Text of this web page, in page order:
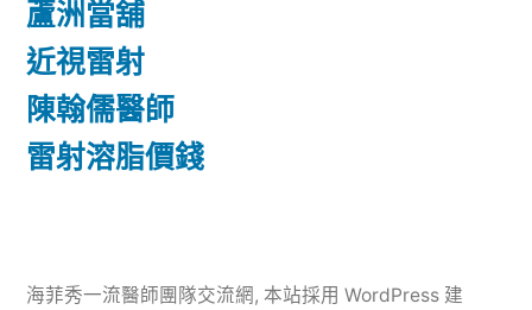
蘆洲當舖
近視雷射
陳翰儒醫師
雷射溶脂價錢
海菲秀一流醫師團隊交流網, 本站採用 WordPress 建